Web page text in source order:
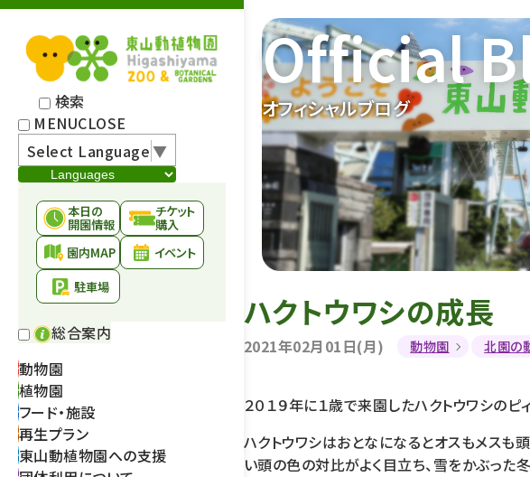
検索
MENUCLOSE
Select Language▼
本日の
開園情報
チケット
購入
園内MAP
イベント
駐車場
総合案内
動物園
植物園
フード・施設
再生プラン
東山動植物園への支援
オフィシャルブログ
Official
ハクトウワシの成長
2021年02月01日(月) 動物園 北園の
２０１９年に１歳で来園したハクトウワシのピ
ハクトウワシはおとなになるとオスもメスも
い頭の色の対比がよく目立ち、雪をかぶった